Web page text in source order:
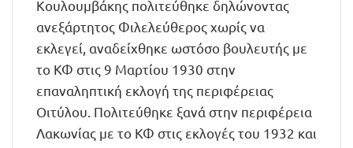
Κουλουμβάκης πολιτεύθηκε δηλώνοντας
ανεξάρτητος Φιλελεύθερος χωρίς να
εκλεγεί, αναδείχθηκε ωστόσο βουλευτής με
το ΚΦ στις 9 Μαρτίου 1930 στην
επαναληπτική εκλογή της περιφέρειας
Οιτύλου. Πολιτεύθηκε ξανά στην περιφέρεια
Λακωνίας με το ΚΦ στις εκλογές του 1932 και